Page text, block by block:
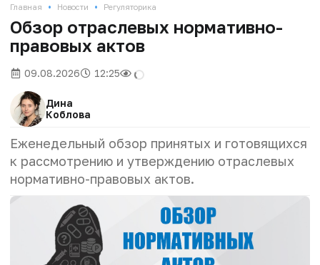
Главная • Новости • Регуляторика
Обзор отраслевых нормативно-
правовых актов
09.08.2026 12:25
Дина
Коблова
Еженедельный обзор принятых и готовящихся
к рассмотрению и утверждению отраслевых
нормативно-правовых актов.